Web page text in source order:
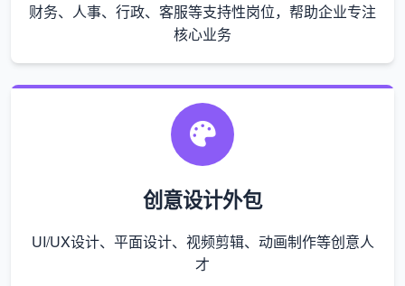
财务、人事、行政、客服等支持性岗位，帮助企业专注
核心业务
创意设计外包
UI/UX设计、平面设计、视频剪辑、动画制作等创意人
才